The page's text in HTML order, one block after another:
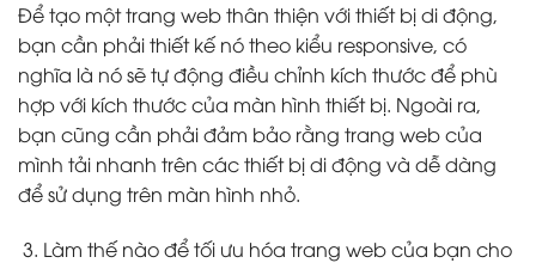
Để tạo một trang web thân thiện với thiết bị di động,
bạn cần phải thiết kế nó theo kiểu responsive, có
nghĩa là nó sẽ tự động điều chỉnh kích thước để phù
hợp với kích thước của màn hình thiết bị. Ngoài ra,
bạn cũng cần phải đảm bảo rằng trang web của
mình tải nhanh trên các thiết bị di động và dễ dàng
để sử dụng trên màn hình nhỏ.
Làm thế nào để tối ưu hóa trang web của bạn cho